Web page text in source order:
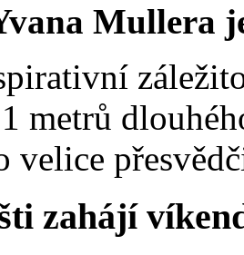
Mullera
metrů
velice
zahájí